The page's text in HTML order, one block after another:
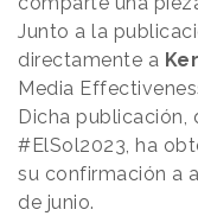
Junto a la
directamente a
Media
Dicha publicación,
#ElSol2023, ha
su confirmación a
de junio.